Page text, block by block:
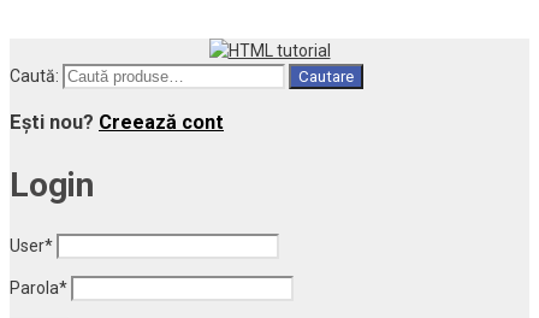
Caută: Cautare
Ești nou? Creează cont
Login
User*
Parola*